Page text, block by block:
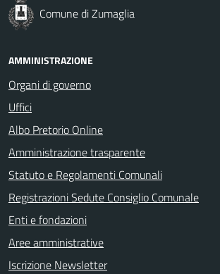
Comune di Zumaglia
AMMINISTRAZIONE
Organi di governo
Uffici
Albo Pretorio Online
Amministrazione trasparente
Statuto e Regolamenti Comunali
Registrazioni Sedute Consiglio Comunale
Enti e fondazioni
Aree amministrative
Iscrizione Newsletter